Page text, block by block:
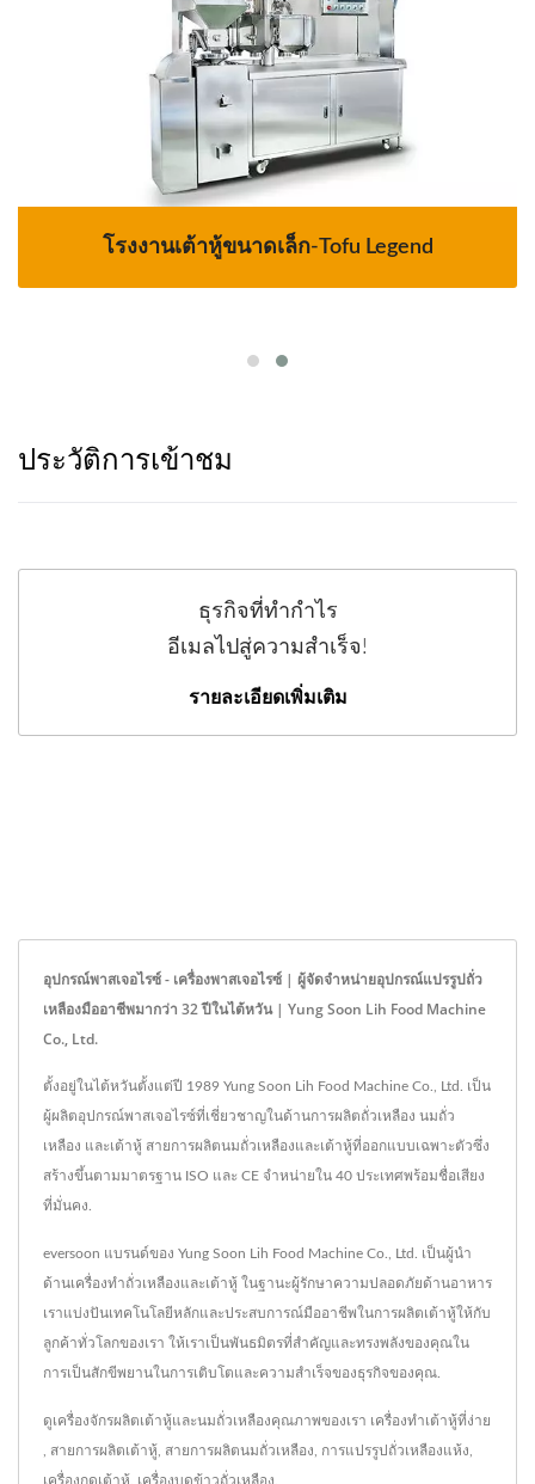
โรงงานเต้าหู้ขนาดเล็ก-Tofu Legend
ประวัติการเข้าชม
ธุรกิจที่ทำกำไร
อีเมลไปสู่ความสำเร็จ!
รายละเอียดเพิ่มเติม
อุปกรณ์พาสเจอไรซ์ - เครื่องพาสเจอไรซ์ | ผู้จัดจำหน่ายอุปกรณ์แปรรูปถั่ว
เหลืองมืออาชีพมากว่า 32 ปีในไต้หวัน | Yung Soon Lih Food Machine
Co., Ltd.
ตั้งอยู่ในไต้หวันตั้งแต่ปี 1989 Yung Soon Lih Food Machine Co., Ltd. เป็น
ผู้ผลิตอุปกรณ์พาสเจอไรซ์ที่เชี่ยวชาญในด้านการผลิตถั่วเหลือง นมถั่ว
เหลือง และเต้าหู้ สายการผลิตนมถั่วเหลืองและเต้าหู้ที่ออกแบบเฉพาะตัวซึ่ง
สร้างขึ้นตามมาตรฐาน ISO และ CE จำหน่ายใน 40 ประเทศพร้อมชื่อเสียง
ที่มั่นคง.
eversoon แบรนด์ของ Yung Soon Lih Food Machine Co., Ltd. เป็นผู้นำ
ด้านเครื่องทำถั่วเหลืองและเต้าหู้ ในฐานะผู้รักษาความปลอดภัยด้านอาหาร
เราแบ่งปันเทคโนโลยีหลักและประสบการณ์มืออาชีพในการผลิตเต้าหู้ให้กับ
ลูกค้าทั่วโลกของเรา ให้เราเป็นพันธมิตรที่สำคัญและทรงพลังของคุณใน
การเป็นสักขีพยานในการเติบโตและความสำเร็จของธุรกิจของคุณ.
ดูเครื่องจักรผลิตเต้าหู้และนมถั่วเหลืองคุณภาพของเรา เครื่องทำเต้าหู้ที่ง่าย
สายการผลิตเต้าหู้ สายการผลิตนมถั่วเหลือง การแปรรูปถั่วเหลืองแห้ง
เครื่องกดเต้าหู้ เครื่องบดข้าวถั่วเหลือง